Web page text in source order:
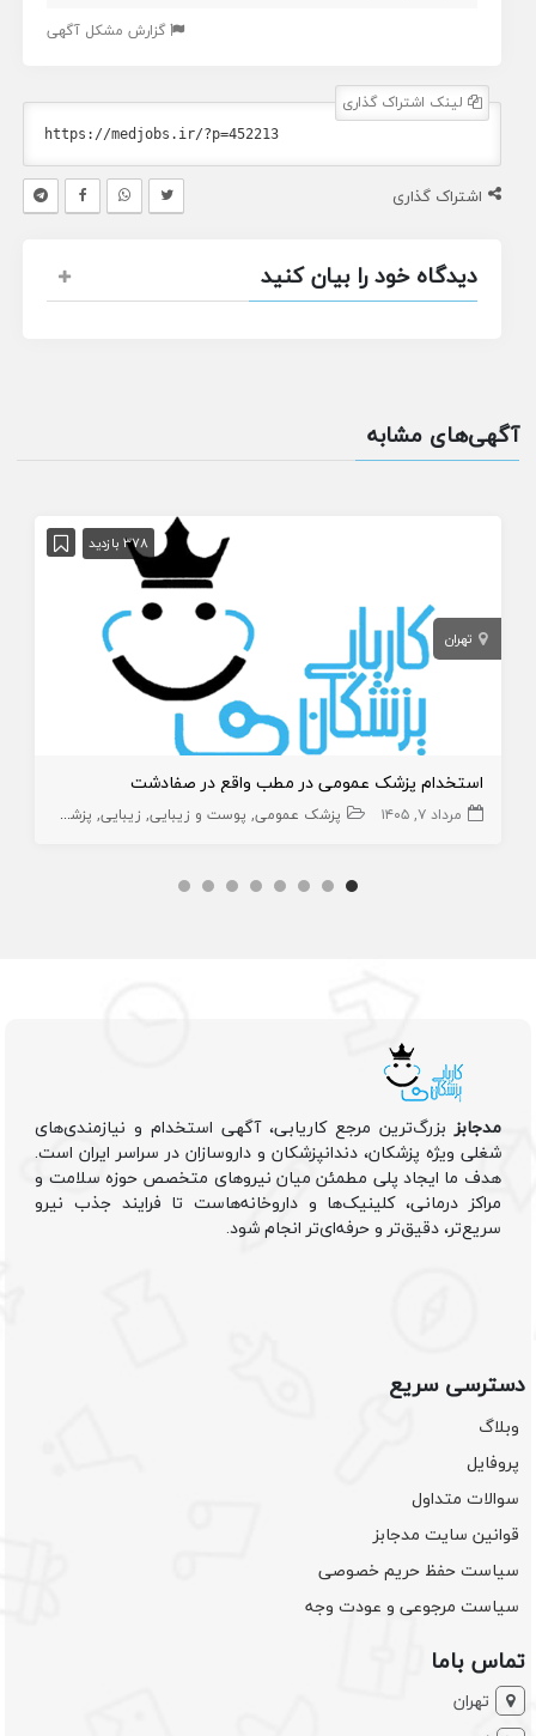
گزارش مشکل آگهی
لینک اشتراک گذاری
اشتراک گذاری
دیدگاه خود را بیان کنید
آگهی‌های مشابه
378 بازدید
تهران
استخدام پزشک عمومی در مطب واقع در صفادشت
مرداد ۷, ۱۴۰۵ پزشک عمومی پوست و زیبایی زیبایی پزشک عمومی پوست
مدجابزبزرگ‌ترین مرجع کاریابی، آگهی استخدام و نیازمندی‌های
شغلی ویژه پزشکان، دندانپزشکان و داروسازان در سراسر ایران است.
هدف ما ایجاد پلی مطمئن میان نیروهای متخصص حوزه سلامت و
مراکز درمانی، کلینیک‌ها و داروخانه‌هاست تا فرایند جذب نیرو
سریع‌تر، دقیق‌تر و حرفه‌ای‌تر انجام شود.
دسترسی سریع
وبلاگ
پروفایل
سوالات متداول
قوانین سایت مدجابز
سیاست حفظ حریم خصوصی
سیاست مرجوعی و عودت وجه
تماس باما
تهران